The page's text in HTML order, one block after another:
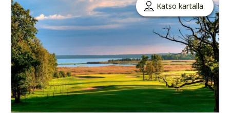
Katso kartalla